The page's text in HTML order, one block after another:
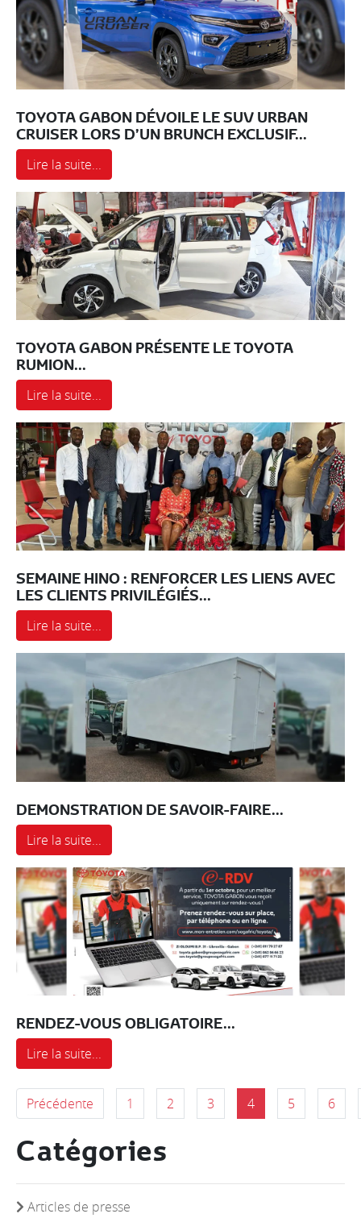
TOYOTA GABON DÉVOILE LE SUV URBAN
CRUISER LORS D’UN BRUNCH EXCLUSIF...
Lire la suite...
TOYOTA GABON PRÉSENTE LE TOYOTA
RUMION...
Lire la suite...
SEMAINE HINO : RENFORCER LES LIENS AVEC
LES CLIENTS PRIVILÉGIÉS...
Lire la suite...
DEMONSTRATION DE SAVOIR-FAIRE...
Lire la suite...
RENDEZ-VOUS OBLIGATOIRE...
Lire la suite...
Précédente 1 2 3 4 5 6
Catégories
Articles de presse